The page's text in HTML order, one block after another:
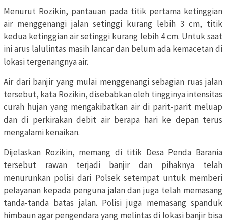
Menurut Rozikin, pantauan pada titik pertama ketinggian
air menggenangi jalan setinggi kurang lebih 3 cm, titik
kedua ketinggian air setinggi kurang lebih 4 cm. Untuk saat
ini arus lalulintas masih lancar dan belum ada kemacetan di
lokasi tergenangnya air.
Air dari banjir yang mulai menggenangi sebagian ruas jalan
tersebut, kata Rozikin, disebabkan oleh tingginya intensitas
curah hujan yang mengakibatkan air di parit-parit meluap
dan di perkirakan debit air berapa hari ke depan terus
mengalami kenaikan.
Dijelaskan Rozikin, memang di titik Desa Penda Barania
tersebut rawan terjadi banjir dan pihaknya telah
menurunkan polisi dari Polsek setempat untuk memberi
pelayanan kepada penguna jalan dan juga telah memasang
tanda-tanda batas jalan. Polisi juga memasang spanduk
himbaun agar pengendara yang melintas di lokasi banjir bisa